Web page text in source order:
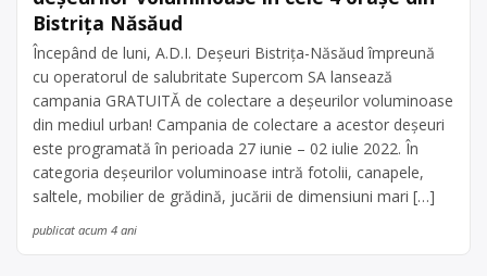
Bistrița Năsăud
Începând de luni, A.D.I. Deșeuri Bistrița-Năsăud împreună
cu operatorul de salubritate Supercom SA lansează
campania GRATUITĂ de colectare a deșeurilor voluminoase
din mediul urban! Campania de colectare a acestor deșeuri
este programată în perioada 27 iunie – 02 iulie 2022. În
categoria deșeurilor voluminoase intră fotolii, canapele,
saltele, mobilier de grădină, jucării de dimensiuni mari […]
publicat acum 4 ani